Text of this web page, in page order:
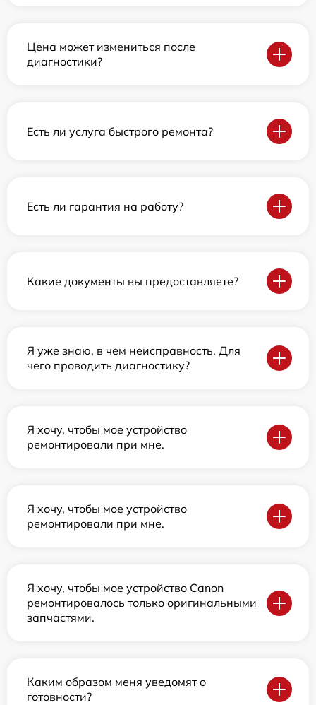
Цена может измениться после
диагностики?
Есть ли услуга быстрого ремонта?
Есть ли гарантия на работу?
Какие документы вы предоставляете?
Я уже знаю, в чем неисправность. Для
чего проводить диагностику?
Я хочу, чтобы мое устройство
ремонтировали при мне.
Я хочу, чтобы мое устройство
ремонтировали при мне.
Я хочу, чтобы мое устройство Canon
ремонтировалось только оригинальными
запчастями.
Каким образом меня уведомят о
готовности?